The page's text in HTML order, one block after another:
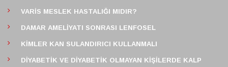
VARIS MESLEK HASTALIĞI MIDIR?
DAMAR AMELIYATI SONRASI LENFOSEL
KIMLER KAN SULANDIRICI KULLANMALI
DIYABETIK VE DIYABETIK OLMAYAN KIŞILERDE KALP